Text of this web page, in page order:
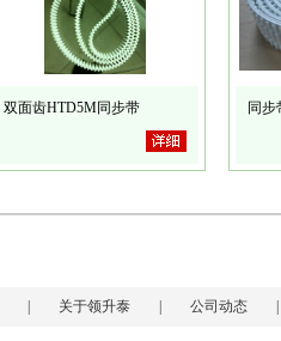
双面齿HTD5M同步带 同步
关于领升泰 公司动态